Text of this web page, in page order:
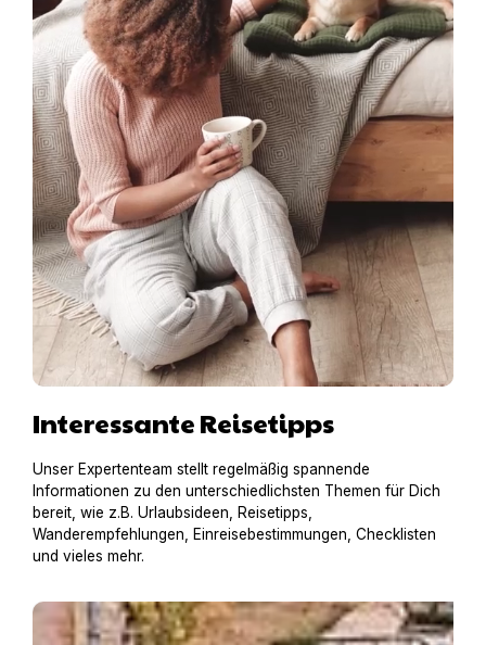
Interessante Reisetipps
Unser Expertenteam stellt regelmäßig spannende
Informationen zu den unterschiedlichsten Themen für Dich
bereit, wie z.B. Urlaubsideen, Reisetipps,
Wanderempfehlungen, Einreisebestimmungen, Checklisten
und vieles mehr.
Hausboot mit Hund